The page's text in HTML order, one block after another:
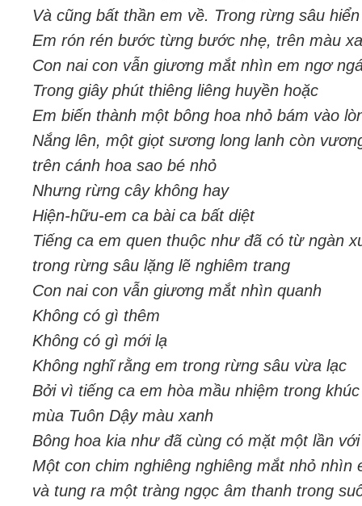
Và cũng bất thần em về. Trong rừng sâu
Em rón rén bước từng bước nhẹ, trên màu
Con nai con vẫn giương mắt nhìn em ngơ
Trong giây phút thiêng liêng huyền hoặc
Em biến thành một bông hoa nhỏ bám vào
Nắng lên, một giọt sương long lanh còn
trên cánh hoa sao bé nhỏ
Nhưng rừng cây không hay
Hiện-hữu-em ca bài ca bất diệt
Tiếng ca em quen thuộc như đã có từ ngàn
trong rừng sâu lặng lẽ nghiêm trang
Con nai con vẫn giương mắt nhìn quanh
Không có gì thêm
Không có gì mới lạ
Không nghĩ rằng em trong rừng sâu vừa lạc
Bởi vì tiếng ca em hòa mầu nhiệm trong
mùa Tuôn Dậy màu xanh
Bông hoa kia như đã cùng có mặt một lần
Một con chim nghiêng nghiêng mắt nhỏ nhìn
và tung ra một tràng ngọc âm thanh trong